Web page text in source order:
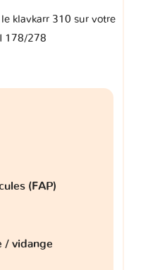
klavkarr 310 sur votre
178/278
(FAP)
/ vidange